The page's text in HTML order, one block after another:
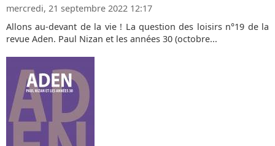
mercredi, 21 septembre 2022 12:17
Allons au-devant de la vie ! La question des loisirs n°19 de la
revue Aden. Paul Nizan et les années 30 (octobre...